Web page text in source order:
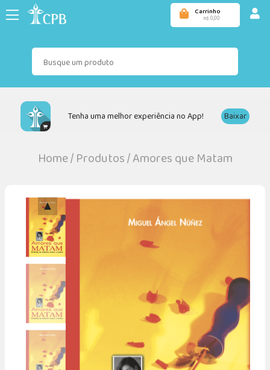
Carrinho
R$ 0,00
Tenha uma melhor experiência no App! Baixar
Home/Produtos/Amores que Matam
▲